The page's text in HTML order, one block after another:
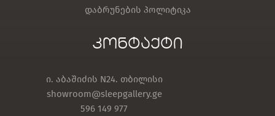
დაბრუნების პოლიტიკა
კონტაქტი
ი. აბაშიძის N24. თბილისი
showroom@sleepgallery.ge
596 149 977